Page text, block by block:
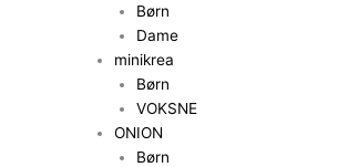
Børn
Dame
minikrea
Børn
VOKSNE
ONION
Børn